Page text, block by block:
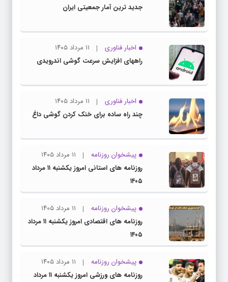
جدید ترین آمار جمعیتی ایران
اخبار فناوری
۱۱ مرداد ۱۴۰۵
راههای افزایش سرعت گوشی اندرویدی
اخبار فناوری
۱۱ مرداد ۱۴۰۵
چند راه‌ ساده برای خنک کردن گوشی داغ
پیشخوان روزنامه
۱۱ مرداد ۱۴۰۵
روزنامه های استانی امروز یکشنبه ۱۱ مرداد
۱۴۰۵
پیشخوان روزنامه
۱۱ مرداد ۱۴۰۵
روزنامه های اقتصادی امروز یکشنبه ۱۱ مرداد
۱۴۰۵
پیشخوان روزنامه
۱۱ مرداد ۱۴۰۵
روزنامه های ورزشی امروز یکشنبه ۱۱ مرداد